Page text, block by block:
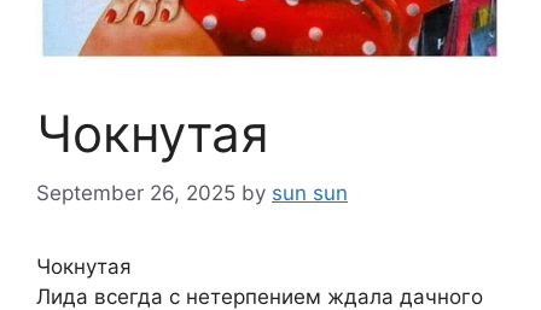
Чокнутая
September 26, 2025 by sun sun
Чокнутая
Лида всегда с нетерпением ждала дачного